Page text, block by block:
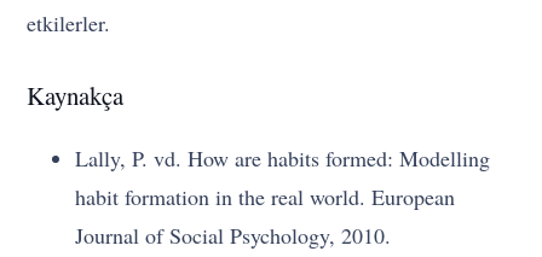
etkilerler.
Kaynakça
Lally, P. vd. How are habits formed: Modelling
habit formation in the real world. European
Journal of Social Psychology, 2010.